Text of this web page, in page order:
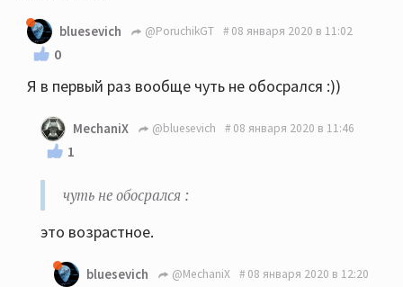
bluesevich @PoruchikGT 08 января 2020 в 11:02
0
Я в первый раз вообще чуть не обосрался :))
MechaniX @bluesevich 08 января 2020 в 11:46
1
чуть не обосрался :
этo возpacтнoe.
bluesevich @MechaniX 08 января 2020 в 12:20